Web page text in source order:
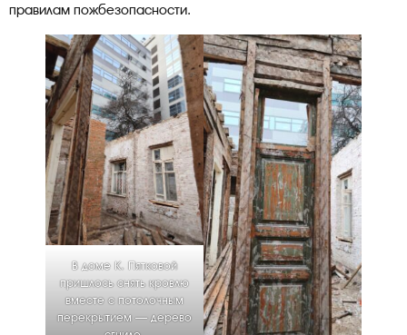
правилам пожбезопасности.
В доме К. Пятковой
пришлось снять кровлю
вместе с потолочным
перекрытием — дерево